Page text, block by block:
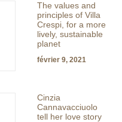
The values and
principles of Villa
Crespi, for a more
lively, sustainable
planet
février 9, 2021
Cinzia
Cannavacciuolo
tell her love story